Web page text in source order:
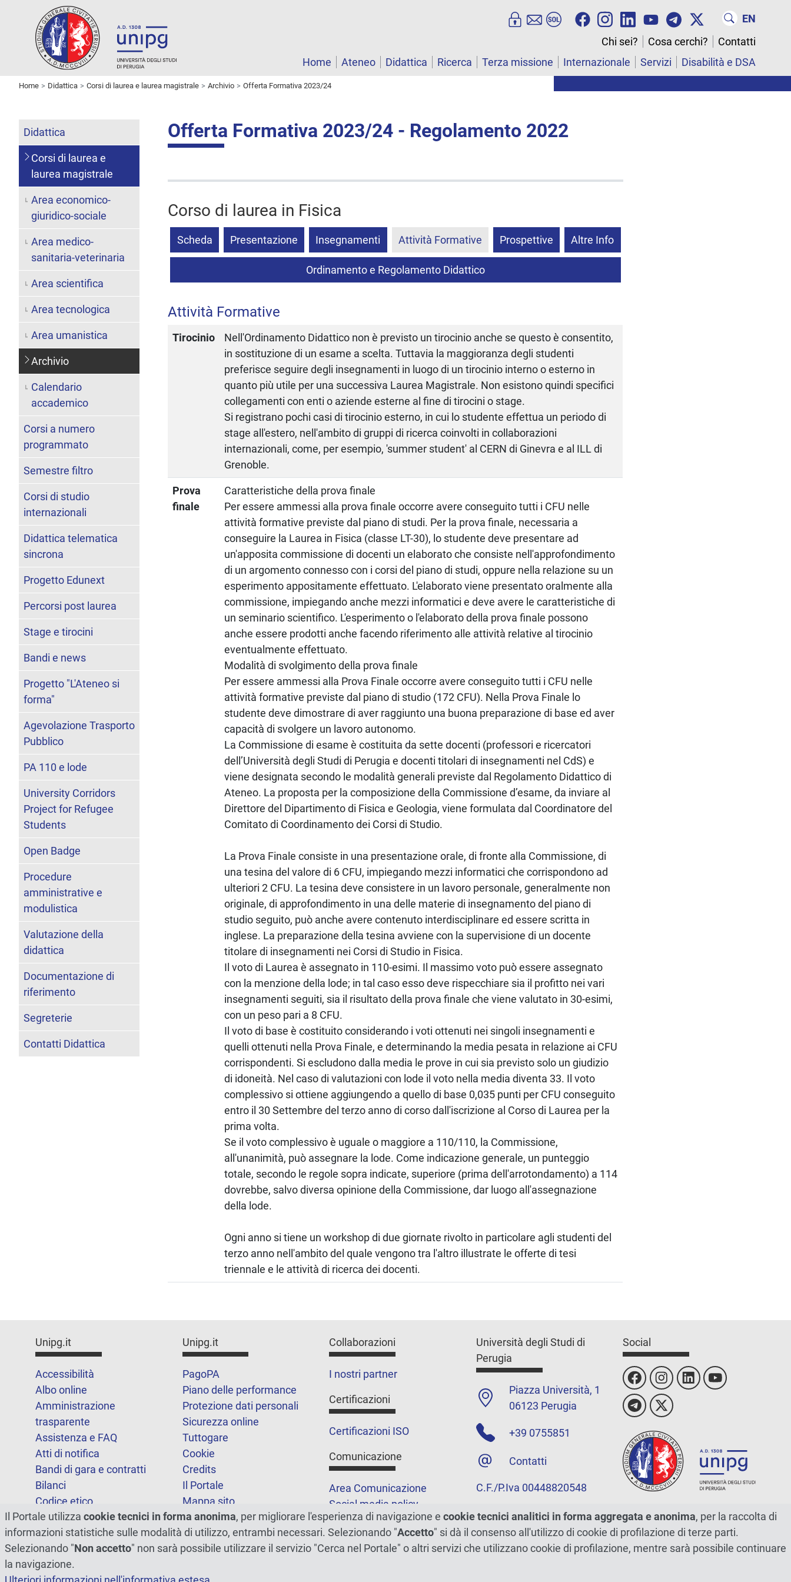
EN
Chi sei?
Cosa cerchi?
Contatti
Home
Ateneo Didattica Ricerca Terza missione Internazionale Servizi Disabilità e DSA
Home Didattica Corsi di laurea e laurea magistrale Archivio Offerta Formativa 2023/24
Offerta Formativa 2023/24 - Regolamento 2022
Corso di laurea in Fisica
Scheda Presentazione Insegnamenti Attività Formative Prospettive Altre Info
Ordinamento e Regolamento Didattico
Attività Formative
Tirocinio
Nell'Ordinamento Didattico non è previsto un tirocinio anche se questo è consentito,
in sostituzione di un esame a scelta. Tuttavia la maggioranza degli studenti
preferisce seguire degli insegnamenti in luogo di un tirocinio interno o esterno in
quanto più utile per una successiva Laurea Magistrale. Non esistono quindi specifici
collegamenti con enti o aziende esterne al fine di tirocini o stage.
Si registrano pochi casi di tirocinio esterno, in cui lo studente effettua un periodo di
stage all'estero, nell'ambito di gruppi di ricerca coinvolti in collaborazioni
internazionali, come, per esempio, 'summer student' al CERN di Ginevra e al ILL di
Grenoble.
Prova
finale
Caratteristiche della prova finale
Per essere ammessi alla prova finale occorre avere conseguito tutti i CFU nelle
attività formative previste dal piano di studi. Per la prova finale, necessaria a
conseguire la Laurea in Fisica (classe LT-30), lo studente deve presentare ad
un'apposita commissione di docenti un elaborato che consiste nell'approfondimento
di un argomento connesso con i corsi del piano di studi, oppure nella relazione su un
esperimento appositamente effettuato. L'elaborato viene presentato oralmente alla
commissione, impiegando anche mezzi informatici e deve avere le caratteristiche di
un seminario scientifico. L'esperimento o l'elaborato della prova finale possono
anche essere prodotti anche facendo riferimento alle attività relative al tirocinio
eventualmente effettuato.
Modalità di svolgimento della prova finale
Per essere ammessi alla Prova Finale occorre avere conseguito tutti i CFU nelle
attività formative previste dal piano di studio (172 CFU). Nella Prova Finale lo
studente deve dimostrare di aver raggiunto una buona preparazione di base ed aver
capacità di svolgere un lavoro autonomo.
La Commissione di esame è costituita da sette docenti (professori e ricercatori
dell’Università degli Studi di Perugia e docenti titolari di insegnamenti nel CdS) e
viene designata secondo le modalità generali previste dal Regolamento Didattico di
Ateneo. La proposta per la composizione della Commissione d’esame, da inviare al
Direttore del Dipartimento di Fisica e Geologia, viene formulata dal Coordinatore del
Comitato di Coordinamento dei Corsi di Studio.
La Prova Finale consiste in una presentazione orale, di fronte alla Commissione, di
una tesina del valore di 6 CFU, impiegando mezzi informatici che corrispondono ad
ulteriori 2 CFU. La tesina deve consistere in un lavoro personale, generalmente non
originale, di approfondimento in una delle materie di insegnamento del piano di
studio seguito, può anche avere contenuto interdisciplinare ed essere scritta in
inglese. La preparazione della tesina avviene con la supervisione di un docente
titolare di insegnamenti nei Corsi di Studio in Fisica.
Il voto di Laurea è assegnato in 110-esimi. Il massimo voto può essere assegnato
con la menzione della lode; in tal caso esso deve rispecchiare sia il profitto nei vari
insegnamenti seguiti, sia il risultato della prova finale che viene valutato in 30-esimi,
con un peso pari a 8 CFU.
Il voto di base è costituito considerando i voti ottenuti nei singoli insegnamenti e
quelli ottenuti nella Prova Finale, e determinando la media pesata in relazione ai CFU
corrispondenti. Si escludono dalla media le prove in cui sia previsto solo un giudizio
di idoneità. Nel caso di valutazioni con lode il voto nella media diventa 33. Il voto
complessivo si ottiene aggiungendo a quello di base 0,035 punti per CFU conseguito
entro il 30 Settembre del terzo anno di corso dall'iscrizione al Corso di Laurea per la
prima volta.
Se il voto complessivo è uguale o maggiore a 110/110, la Commissione,
all'unanimità, può assegnare la lode. Come indicazione generale, un punteggio
totale, secondo le regole sopra indicate, superiore (prima dell'arrotondamento) a 114
dovrebbe, salvo diversa opinione della Commissione, dar luogo all'assegnazione
della lode.
Ogni anno si tiene un workshop di due giornate rivolto in particolare agli studenti del
terzo anno nell'ambito del quale vengono tra l'altro illustrate le offerte di tesi
triennale e le attività di ricerca dei docenti.
Didattica
Corsi di laurea e
laurea magistrale
Area economico-
giuridico-sociale
Area medico-
sanitaria-veterinaria
Area scientifica
Area tecnologica
Area umanistica
Archivio
Calendario
accademico
Corsi a numero
programmato
Semestre filtro
Corsi di studio
internazionali
Didattica telematica
sincrona
Progetto Edunext
Percorsi post laurea
Stage e tirocini
Bandi e news
Progetto "L'Ateneo si
forma"
Agevolazione Trasporto
Pubblico
PA 110 e lode
University Corridors
Project for Refugee
Students
Open Badge
Procedure
amministrative e
modulistica
Valutazione della
didattica
Documentazione di
riferimento
Segreterie
Contatti Didattica
Unipg.it
Accessibilità
Albo online
Amministrazione
trasparente
Assistenza e FAQ
Atti di notifica
Bandi di gara e contratti
Bilanci
Codice etico
FOIA
Note legali
Unipg.it
PagoPA
Piano delle performance
Protezione dati personali
Sicurezza online
Tuttogare
Cookie
Credits
Il Portale
Mappa sito
Statistiche
Dichiarazione di
accessibilità
Collaborazioni
I nostri partner
Certificazioni
Certificazioni ISO
Comunicazione
Area Comunicazione
Social media policy
Podcast
Merchandising e shop
5xmille
Università degli Studi di
Perugia
Piazza Università, 1
06123 Perugia
+39 0755851
Contatti
C.F./P.Iva 00448820548
Social
Il Portale utilizza cookie tecnici in forma anonima, per migliorare l'esperienza di navigazione e cookie tecnici analitici in forma aggregata e anonima, per la raccolta di
informazioni statistiche sulle modalità di utilizzo, entrambi necessari. Selezionando "Accetto" si dà il consenso all'utilizzo di cookie di profilazione di terze parti.
Selezionando "Non accetto" non sarà possibile utilizzare il servizio "Cerca nel Portale" o altri servizi che utilizzano cookie di profilazione, mentre sarà possibile continuare
la navigazione.